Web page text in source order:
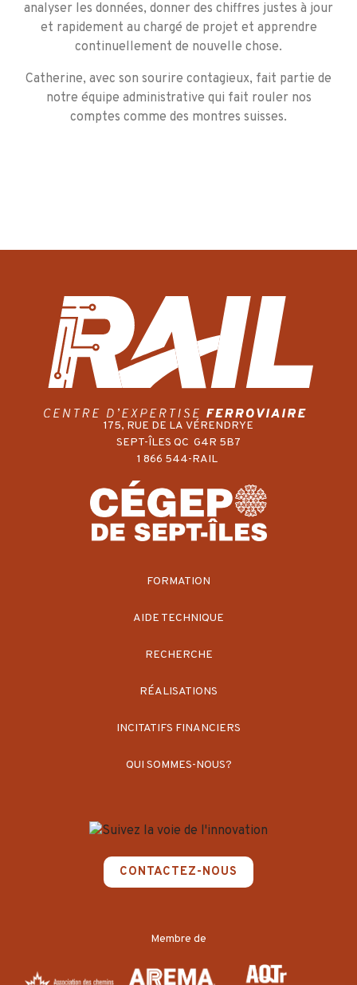
analyser les données, donner des chiffres justes à jour
et rapidement au chargé de projet et apprendre
continuellement de nouvelle chose.
Catherine, avec son sourire contagieux, fait partie de
notre équipe administrative qui fait rouler nos
comptes comme des montres suisses.
175, RUE DE LA VÉRENDRYE
SEPT-ÎLES QC G4R 5B7
1 866 544-RAIL
FORMATION
AIDE TECHNIQUE
RECHERCHE
RÉALISATIONS
INCITATIFS FINANCIERS
QUI SOMMES-NOUS?
CONTACTEZ-NOUS
Membre de